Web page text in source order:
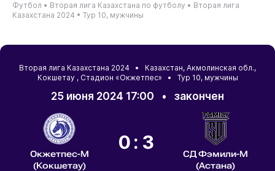
Футбол • Вторая лига Казахстана по футболу • Вторая лига
Казахстана 2024 • Тур 10, мужчины
Вторая лига Казахстана 2024 • Казахстан, Акмолинская обл.,
Кокшетау, Стадион «Окжетпес» • Тур 10, мужчины
25 июня 2024 17:00 • закончен
Окжетпес-М
(Кокшетау)
0:3
СД Фэмили-М
(Астана)